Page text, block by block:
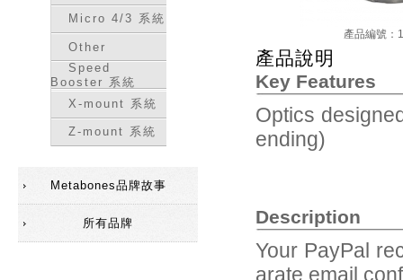
Micro 4/3 系統
Other
Speed
Booster 系統
X-mount 系統
Z-mount 系統
Metabones品牌故事
所有品牌
產品編號：
產品說明
Key Features
Optics
ending)
Description
Your PayPal
arate email